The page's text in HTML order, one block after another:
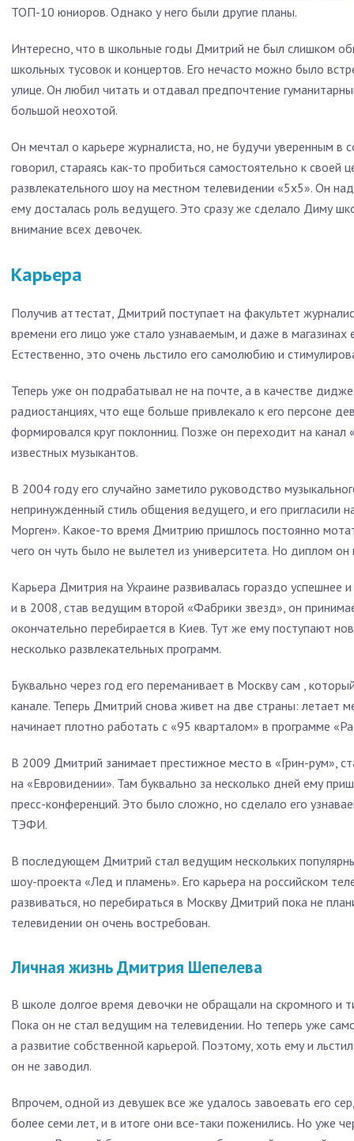
ТОП-10 юниоров. Однако у него были другие планы.
Интересно, что в школьные годы Дмитрий не был слишком
школьных тусовок и концертов. Его нечасто можно было
улице. Он любил читать и отдавал предпочтение
большой неохотой.
Он мечтал о карьере журналиста, но, не будучи уверенным в
говорил, стараясь как-то пробиться самостоятельно к своей
развлекательного шоу на местном телевидении «5х5». Он
ему досталась роль ведущего. Это сразу же сделало Диму
внимание всех девочек.
Карьера
Получив аттестат, Дмитрий поступает на факультет
времени его лицо уже стало узнаваемым, и даже в магазинах
Естественно, это очень льстило его самолюбию и
Теперь уже он подрабатывал не на почте, а в качестве
радиостанциях, что еще больше привлекало к его персоне
формировался круг поклонниц. Позже он переходит на канал
известных музыкантов.
В 2004 году его случайно заметило руководство
непринужденный стиль общения ведущего, и его пригласили
Морген». Какое-то время Дмитрию пришлось постоянно
чего он чуть было не вылетел из университета. Но диплом
Карьера Дмитрия на Украине развивалась гораздо успешнее
и в 2008, став ведущим второй «Фабрики звезд», он
окончательно перебирается в Киев. Тут же ему поступают
несколько развлекательных программ.
Буквально через год его переманивает в Москву сам ,
канале. Теперь Дмитрий снова живет на две страны: летает
начинает плотно работать с «95 кварталом» в программе
В 2009 Дмитрий занимает престижное место в «Грин-рум»,
на «Евровидении». Там буквально за несколько дней ему
пресс-конференций. Это было сложно, но сделало его
ТЭФИ.
В последующем Дмитрий стал ведущим нескольких
шоу-проекта «Лед и пламень». Его карьера на российском
развиваться, но перебираться в Москву Дмитрий пока не
телевидении он очень востребован.
Личная жизнь Дмитрия Шепелева
В школе долгое время девочки не обращали на скромного и
Пока он не стал ведущим на телевидении. Но теперь уже
а развитие собственной карьерой. Поэтому, хоть ему и
он не заводил.
Впрочем, одной из девушек все же удалось завоевать его
более семи лет, и в итоге они все-таки поженились. Но уже